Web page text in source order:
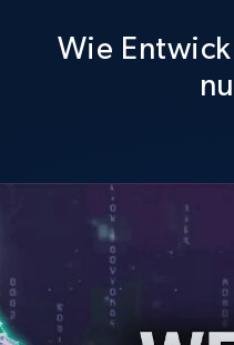
Wie